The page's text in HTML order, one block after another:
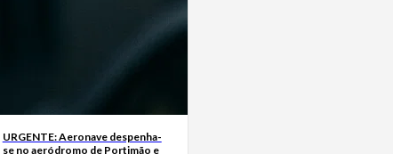
URGENTE: Aeronave despenha-
se no aeródromo de Portimão e